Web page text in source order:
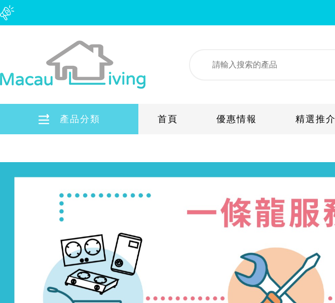
產品分類
寵物專區
燃氣熱水爐
嵌入式煮食爐
座枱式煮食爐
抽油煙機
weber 燒烤爐
首頁 優惠情報 精選推介